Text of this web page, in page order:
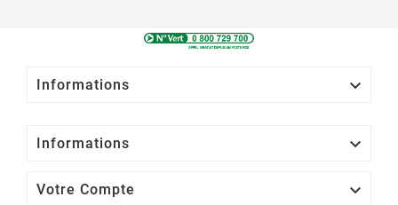
Informations 
Informations 
Votre Compte 